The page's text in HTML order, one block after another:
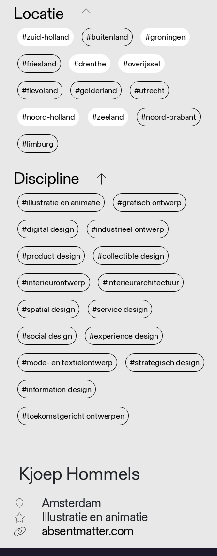
Locatie
#zuid-holland #buitenland #groningen
#friesland #drenthe #overijssel
#flevoland #gelderland #utrecht
#noord-holland #zeeland #noord-brabant
#limburg
Discipline
#illustratie en animatie #grafisch ontwerp
#digital design #industrieel ontwerp
#product design #collectible design
#interieurontwerp #interieurarchitectuur
#spatial design #service design
#social design #experience design
#mode- en textielontwerp #strategisch design
#information design
#toekomstgericht ontwerpen
Kjoep Hommels
Amsterdam
Illustratie en animatie
absentmatter.com